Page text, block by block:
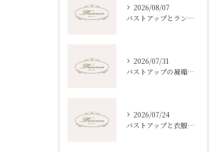
2026/08/07
バストアップとランキングで知る東京都あきる野市のサロン選びと住みやすさ徹底解説
2026/07/31
バストアップの凝縮された実践法と自然な見た目実現の全知識
2026/07/24
バストアップと衣服選び東京都御蔵島村から始める美しいシルエット作りのコツ